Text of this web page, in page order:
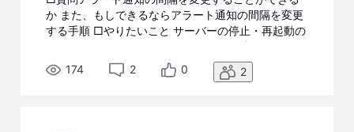
か また、もしできるならアラート通知の間隔を変更
する手順 □やりたいこと サーバーの停止・再起動の
アラートをできるだけリアルタイムで確認したい。
□現状 am8:00に停止し、am8:03に再起動したサー
バーの 停止アラート(Message ID CDEV6131）は
174 2 0 2